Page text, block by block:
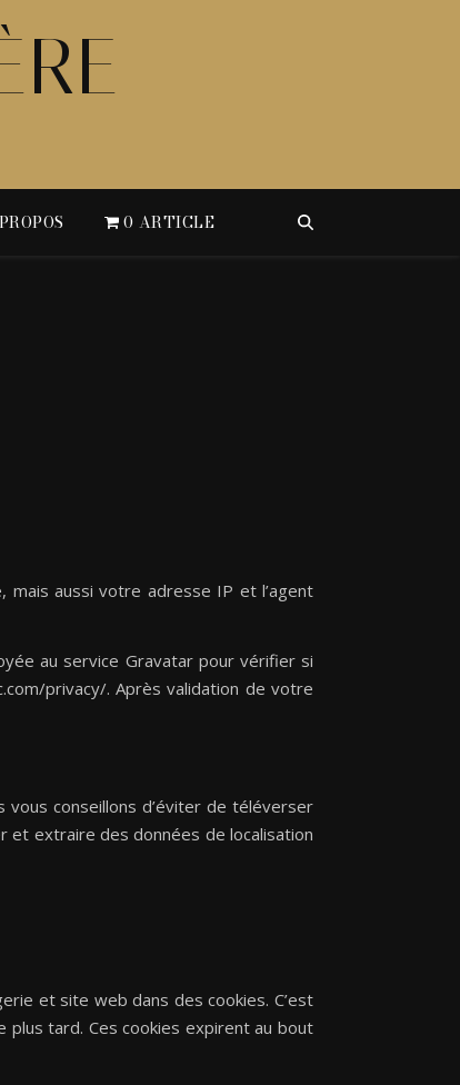
0 ARTICLE
mais aussi votre adresse IP et l’agent
au service Gravatar pour vérifier si
privacy/. Après validation de votre
conseillons d’éviter de téléverser
et extraire des données de localisation
et site web dans des cookies. C’est
tard. Ces cookies expirent au bout